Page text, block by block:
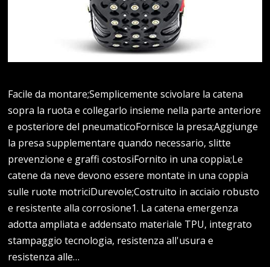
Facile da montare;Semplicemente scivolare la catena
sopra la ruota e collegarlo insieme nella parte anteriore
e posteriore del pneumaticoFornisce la presa;Aggiunge
la presa supplementare quando necessario, slitte
prevenzione e graffi costosiFornito in una coppia;Le
catene da neve devono essere montate in una coppia
sulle ruote motriciDurevole;Costruito in acciaio robusto
e resistente alla corrosione1. La catena emergenza
adotta ampliata e addensato materiale TPU, integrato
stampaggio tecnologia, resistenza all'usura e
resistenza alle…